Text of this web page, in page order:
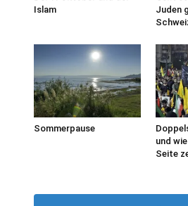
Islam
Juden
Sommerpause
und
Seite